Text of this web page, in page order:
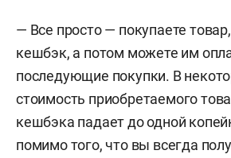
— Все просто — покупаете
кешбэк, а потом можете им
последующие покупки. В
стоимость приобретаемого
кешбэка падает до одной
помимо того, что вы всегда